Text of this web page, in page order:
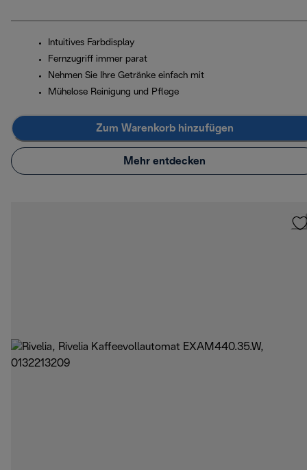
Intuitives Farbdisplay
Fernzugriff immer parat
Nehmen Sie Ihre Getränke einfach mit
Mühelose Reinigung und Pflege
Zum Warenkorb hinzufügen
Mehr entdecken